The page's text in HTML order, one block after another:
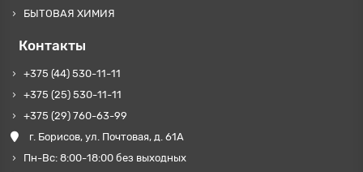
БЫТОВАЯ ХИМИЯ
Контакты
+375 (44) 530-11-11
+375 (25) 530-11-11
+375 (29) 760-63-99
г. Борисов, ул. Почтовая, д. 61А
Пн-Вс: 8:00-18:00 без выходных